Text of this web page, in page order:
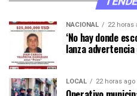
NACIONAL 22 horas
‘No hay donde
lanza
LOCAL 22 horas ago